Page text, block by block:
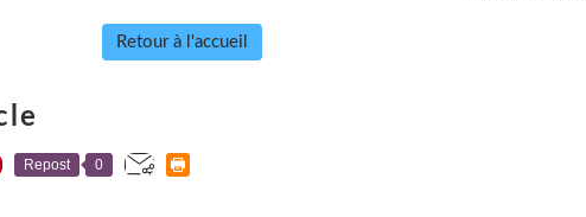
Retour à l'accueil
Repost 0